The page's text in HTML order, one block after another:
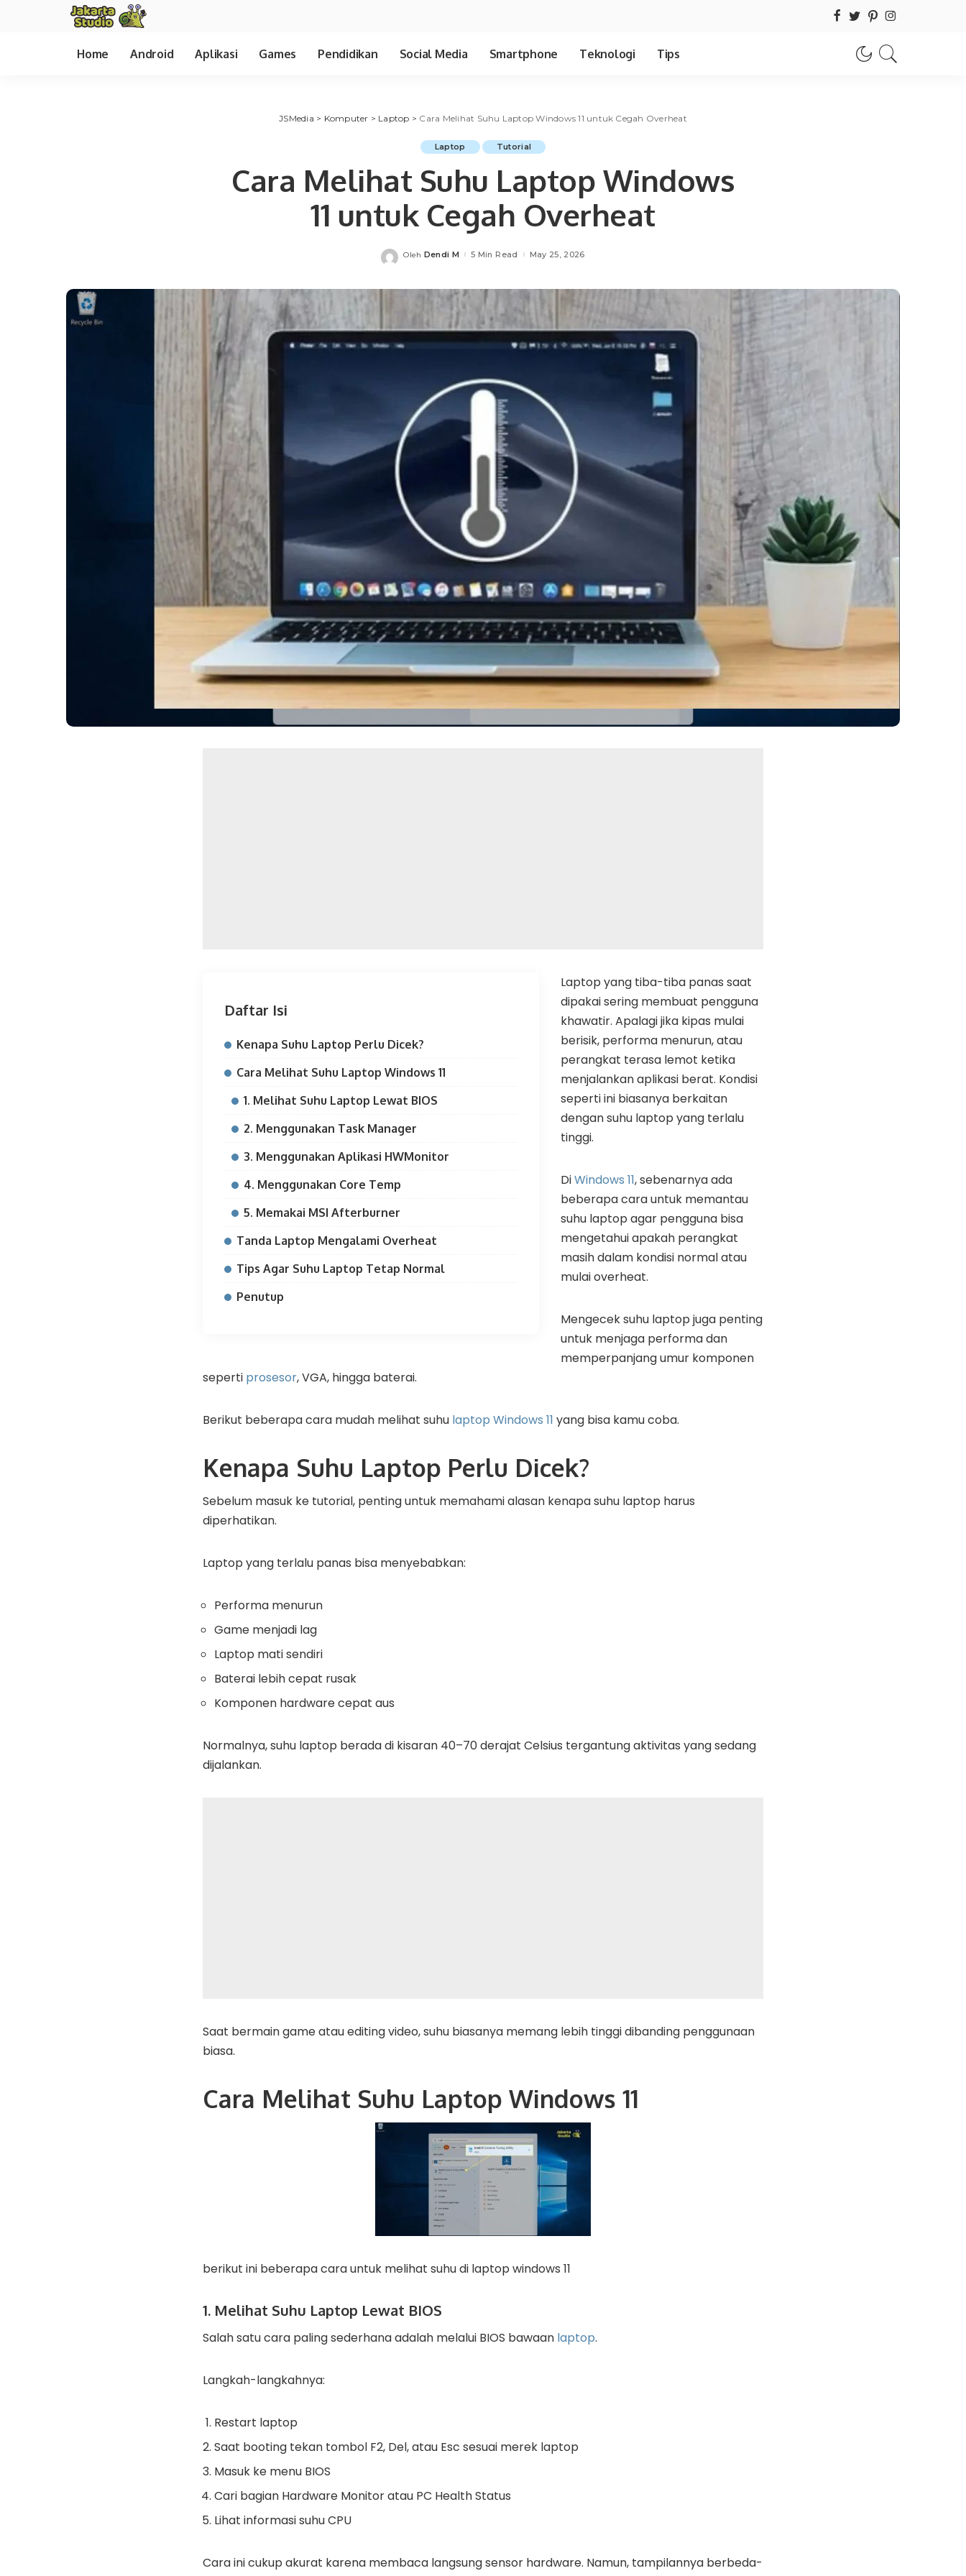
Home Android Aplikasi Games Pendidikan Social Media Smartphone Teknologi Tips
JSMedia > Komputer > Laptop > Cara Melihat Suhu Laptop Windows 11 untuk Cegah Overheat
Laptop Tutorial
Cara Melihat Suhu Laptop Windows
11 untuk Cegah Overheat
Posted
Oleh Dendi M 5 Min Read May 25, 2026
Daftar Isi
Kenapa Suhu Laptop Perlu Dicek?
Cara Melihat Suhu Laptop Windows 11
1. Melihat Suhu Laptop Lewat BIOS
2. Menggunakan Task Manager
3. Menggunakan Aplikasi HWMonitor
4. Menggunakan Core Temp
5. Memakai MSI Afterburner
Tanda Laptop Mengalami Overheat
Tips Agar Suhu Laptop Tetap Normal
Penutup
Laptop yang tiba-tiba panas saat
dipakai sering membuat pengguna
khawatir. Apalagi jika kipas mulai
berisik, performa menurun, atau
perangkat terasa lemot ketika
menjalankan aplikasi berat. Kondisi
seperti ini biasanya berkaitan
dengan suhu laptop yang terlalu
tinggi.
DiWindows 11, sebenarnya ada
beberapa cara untuk memantau
suhu laptop agar pengguna bisa
mengetahui apakah perangkat
masih dalam kondisi normal atau
mulai overheat.
Mengecek suhu laptop juga penting
untuk menjaga performa dan
memperpanjang umur komponen
seperti prosesor, VGA, hingga baterai.
Berikut beberapa cara mudah melihat suhu laptop Windows 11 yang bisa kamu coba.
Kenapa Suhu Laptop Perlu Dicek?
Sebelum masuk ke tutorial, penting untuk memahami alasan kenapa suhu laptop harus
diperhatikan.
Laptop yang terlalu panas bisa menyebabkan:
Performa menurun
Game menjadi lag
Laptop mati sendiri
Baterai lebih cepat rusak
Komponen hardware cepat aus
Normalnya, suhu laptop berada di kisaran 40–70 derajat Celsius tergantung aktivitas yang sedang
dijalankan.
Saat bermain game atau editing video, suhu biasanya memang lebih tinggi dibanding penggunaan
biasa.
Cara Melihat Suhu Laptop Windows 11
berikut ini beberapa cara untuk melihat suhu di laptop windows 11
1. Melihat Suhu Laptop Lewat BIOS
Salah satu cara paling sederhana adalah melalui BIOS bawaan laptop.
Langkah-langkahnya:
Restart laptop
Saat booting tekan tombol F2, Del, atau Esc sesuai merek laptop
Masuk ke menu BIOS
Cari bagian Hardware Monitor atau PC Health Status
Lihat informasi suhu CPU
Cara ini cukup akurat karena membaca langsung sensor hardware. Namun, tampilannya berbeda-